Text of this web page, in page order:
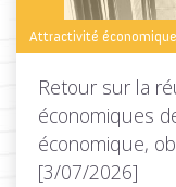
Attractivité
Retour sur la
économiques
économique,
[3/07/2026]